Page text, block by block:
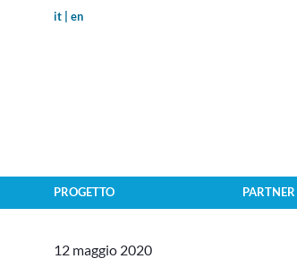
it en
PROGETTO PARTNER
12 maggio 2020